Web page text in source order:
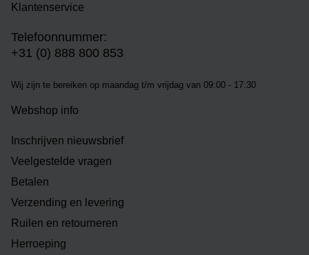
Klantenservice
Telefoonnummer:
+31 (0) 888 800 853
Wij zijn te bereiken op maandag t/m vrijdag van 09:00 - 17:30
Webshop info
Inschrijven nieuwsbrief
Veelgestelde vragen
Betalen
Verzending en levering
Ruilen en retourneren
Herroeping